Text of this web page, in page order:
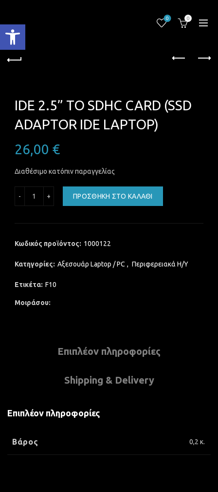
Ανοίξτε τη γραμμή εργαλείων
0 0
IDE 2.5” TO SDHC CARD (SSD
ADAPTOR IDE LAPTOP)
26,00 €
Διαθέσιμο κατόπιν παραγγελίας
ΠΡΟΣΘΉΚΗ ΣΤΟ ΚΑΛΆΘΙ
Κωδικός προϊόντος: 1000122
Κατηγορίες: Αξεσουάρ Laptop / PC , Περιφερειακά Η/Υ
Ετικέτα: F10
Μοιράσου
Επιπλέον πληροφορίες
Shipping & Delivery
Επιπλέον πληροφορίες
Βάρος 0,2 κ.